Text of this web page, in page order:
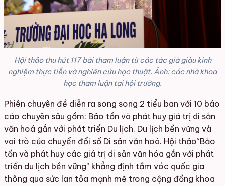
Hội thảo thu hút 117 bài tham luận từ các tác giả giàu kinh
nghiệm thực tiễn và nghiên cứu học thuật. Ảnh: các nhà khoa
học tham luận tại hội trường.
Phiên chuyên đề diễn ra song song 2 tiểu ban với 10 báo
cáo chuyên sâu gồm: Bảo tồn và phát huy giá trị di sản
văn hoá gắn với phát triển Du lịch. Du lịch bền vững và
vai trò của chuyển đổi số Di sản văn hoá. Hội thảo“Bảo
tồn và phát huy các giá trị di sản văn hóa gắn với phát
triển du lịch bền vững” khẳng định tầm vóc quốc gia
thông qua sức lan tỏa mạnh mẽ trong cộng đồng khoa